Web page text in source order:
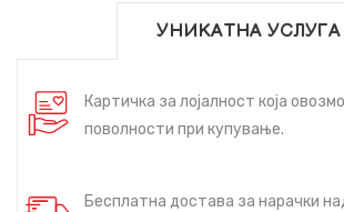
УНИКАТНА УСЛУГА
Картичка за лојалност која
поволности при купување.
Бесплатна достава за нарачки